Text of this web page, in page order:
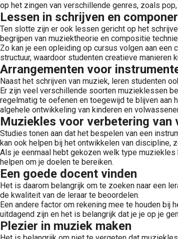
op het zingen van verschillende genres, zoals
Lessen in schrijven en
Ten slotte zijn er ook lessen gericht op het
begrijpen van muziektheorie en compositie
Zo kan je een opleiding op cursus volgen aan
structuur, waardoor studenten creatieve manieren
Arrangementen voor
Naast het schrijven van muziek, leren studenten
Er zijn veel verschillende soorten muzieklessen
regelmatig te oefenen en toegewijd te blijven aan
algehele ontwikkeling van kinderen en
Muziekles voor verbetering van
Studies tonen aan dat het bespelen van een
kan ook helpen bij het ontwikkelen van discipline,
Als je eenmaal hebt gekozen welk type muziekles
helpen om je doelen te bereiken.
Een goede docent vinden
Het is daarom belangrijk om te zoeken naar een
de kwaliteit van de leraar te beoordelen.
Een andere factor om rekening mee te houden
uitdagend zijn en het is belangrijk dat je je op je
Plezier in muziek maken